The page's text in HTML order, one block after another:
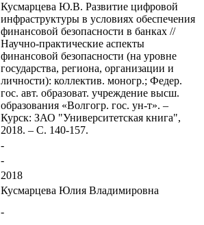
Кусмарцева Ю.В. Развитие цифровой
инфраструктуры в условиях обеспечения
финансовой безопасности в банках //
Научно-практические аспекты
финансовой безопасности (на уровне
государства, региона, организации и
личности): коллектив. моногр.; Федер.
гос. авт. образоват. учреждение высш.
образования «Волгогр. гос. ун-т». –
Курск: ЗАО "Университетская книга",
2018. – С. 140-157.
-
-
2018
Кусмарцева Юлия Владимировна
-